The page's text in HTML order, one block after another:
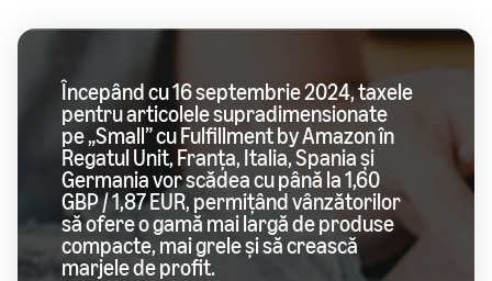
Începând cu 16 septembrie 2024, taxele
pentru articolele supradimensionate
pe „Small” cu Fulfillment by Amazon în
Regatul Unit, Franța, Italia, Spania și
Germania vor scădea cu până la 1,60
GBP / 1,87 EUR, permițând vânzătorilor
să ofere o gamă mai largă de produse
compacte, mai grele și să crească
marjele de profit.